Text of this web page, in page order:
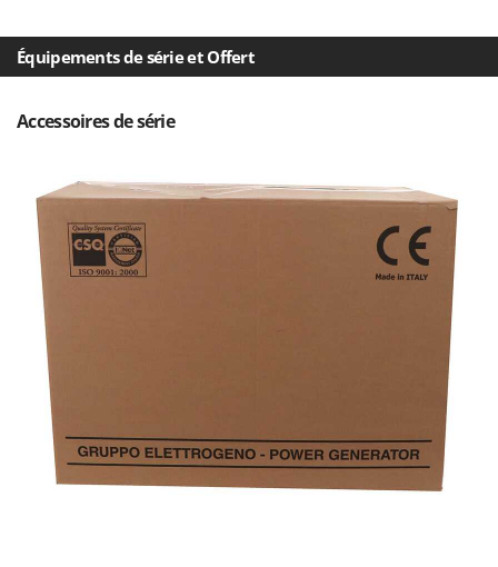
W
Waldner
Weber
Wiper EcoRobot
Wolf Garten
Wortex
Worx
Zephir
ZGrills
Équipements de série et Offert
Accessoires de série